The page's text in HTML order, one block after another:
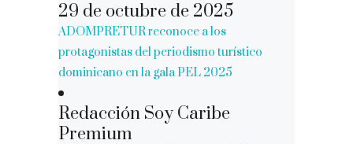
29 de octubre de 2025
ADOMPRETUR reconoce a los
protagonistas del periodismo turístico
dominicano en la gala PEL 2025
Redacción Soy Caribe
Premium